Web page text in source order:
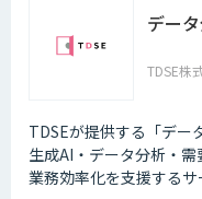
シナリオ型チャットボット
語が含まれていたらBを返
ておかなければなりません
もないため、不適切な返答
企業がチャットボットを導
・24時間365日対応できる
デー
TDSE株
TDSEが提供する「デー
生成AI・データ分析・
業務効率化を支援するサ